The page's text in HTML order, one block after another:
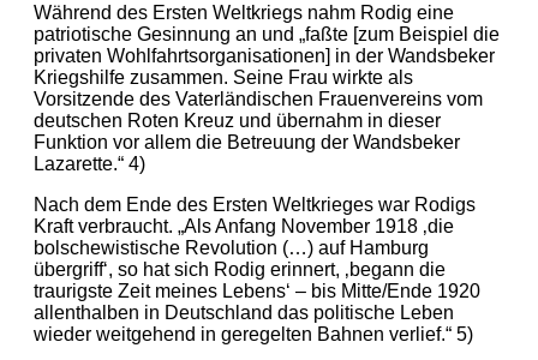
Während des Ersten Weltkriegs nahm Rodig eine
patriotische Gesinnung an und „faßte [zum Beispiel die
privaten Wohlfahrtsorganisationen] in der Wandsbeker
Kriegshilfe zusammen. Seine Frau wirkte als
Vorsitzende des Vaterländischen Frauenvereins vom
deutschen Roten Kreuz und übernahm in dieser
Funktion vor allem die Betreuung der Wandsbeker
Lazarette.“ 4)
Nach dem Ende des Ersten Weltkrieges war Rodigs
Kraft verbraucht. „Als Anfang November 1918 ‚die
bolschewistische Revolution (…) auf Hamburg
übergriff‘, so hat sich Rodig erinnert, ‚begann die
traurigste Zeit meines Lebens‘ – bis Mitte/Ende 1920
allenthalben in Deutschland das politische Leben
wieder weitgehend in geregelten Bahnen verlief.“ 5)